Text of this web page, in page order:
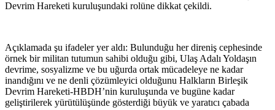
Devrim Hareketi kuruluşundaki rolüne dikkat çekildi.
Açıklamada şu ifadeler yer aldı: Bulunduğu her direniş cephesinde
örnek bir militan tutumun sahibi olduğu gibi, Ulaş Adalı Yoldaşın
devrime, sosyalizme ve bu uğurda ortak mücadeleye ne kadar
inandığını ve ne denli çözümleyici olduğunu Halkların Birleşik
Devrim Hareketi-HBDH’nin kuruluşunda ve bugüne kadar
geliştirilerek yürütülüşünde gösterdiği büyük ve yaratıcı çabada